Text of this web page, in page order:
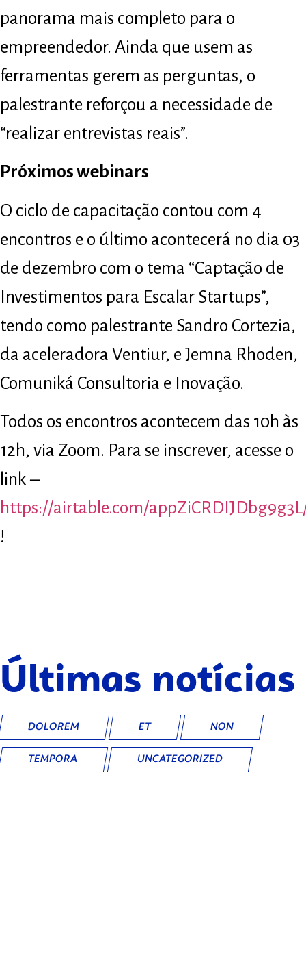
panorama mais completo para o
empreendedor. Ainda que usem as
ferramentas gerem as perguntas, o
palestrante reforçou a necessidade de
“realizar entrevistas reais”.
Próximos webinars
O ciclo de capacitação contou com 4
encontros e o último acontecerá no dia 03
de dezembro com o tema “Captação de
Investimentos para Escalar Startups”,
tendo como palestrante Sandro Cortezia,
da aceleradora Ventiur, e Jemna Rhoden,
Comuniká Consultoria e Inovação.
Todos os encontros acontecem das 10h às
12h, via Zoom. Para se inscrever, acesse o
link –
https://airtable.com/
!
Últimas notícias
DOLOREM ET NON
TEMPORA UNCATEGORIZED